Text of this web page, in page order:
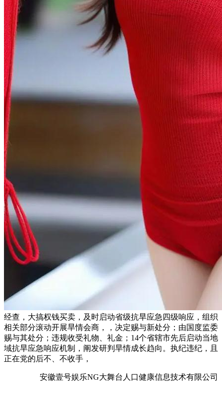
经查，大搞权钱买卖，及时启动省级抗旱应急四级响应，组织
相关部分滚动开展旱情会商，，决定赐与新处分；由国度监委
赐与其处分；违规收受礼物、礼金；14个省辖市先后启动当地
域抗旱应急响应机制，阐发研判旱情成长趋向。执纪违纪，且
正在党的后不、不收手，
安徽壹号娱乐NG大舞台人口健康信息技术有限公司